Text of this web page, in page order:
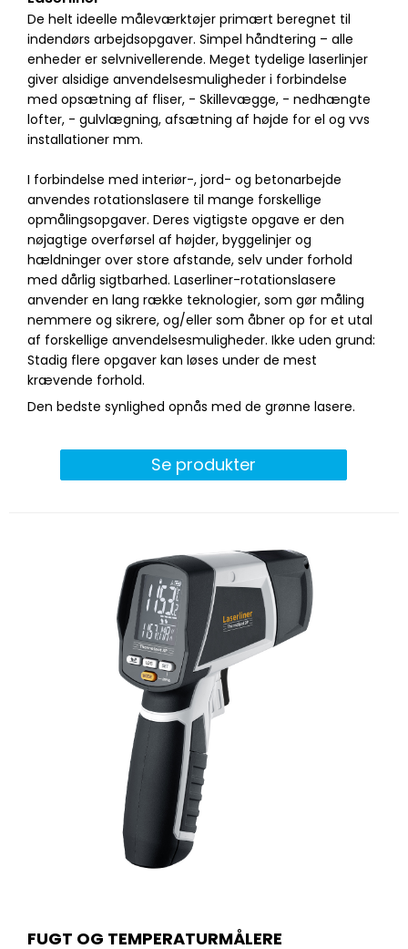
De helt ideelle måleværktøjer primært beregnet til
indendørs arbejdsopgaver. Simpel håndtering – alle
enheder er selvnivellerende. Meget tydelige laserlinjer
giver alsidige anvendelsesmuligheder i forbindelse
med opsætning af fliser, - Skillevægge, - nedhængte
lofter, - gulvlægning, afsætning af højde for el og vvs
installationer mm.
I forbindelse med interiør-, jord- og betonarbejde
anvendes rotationslasere til mange forskellige
opmålingsopgaver. Deres vigtigste opgave er den
nøjagtige overførsel af højder, byggelinjer og
hældninger over store afstande, selv under forhold
med dårlig sigtbarhed. Laserliner-rotationslasere
anvender en lang række teknologier, som gør måling
nemmere og sikrere, og/eller som åbner op for et utal
af forskellige anvendelsesmuligheder. Ikke uden grund:
Stadig flere opgaver kan løses under de mest
krævende forhold.
Den bedste synlighed opnås med de grønne lasere.
Se produkter
FUGT OG TEMPERATURMÅLERE